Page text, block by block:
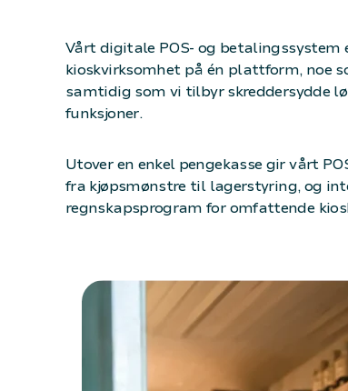
Vårt digitale POS- og betalingssystem
kioskvirksomhet på én plattform, noe
samtidig som vi tilbyr skreddersydde
funksjoner.
Utover en enkel pengekasse gir vårt
fra kjøpsmønstre til lagerstyring, og
regnskapsprogram for omfattende